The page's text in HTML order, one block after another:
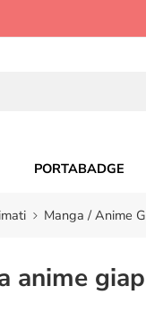
PORTABADGE
Manga / Anime
anime